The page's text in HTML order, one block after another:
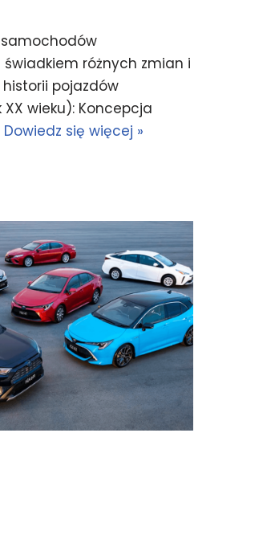
różnych zmian i
pojazdów
wieku): Koncepcja
Dowiedz się więcej »